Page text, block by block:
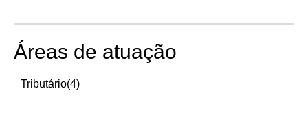
Áreas de atuação
Tributário(4)